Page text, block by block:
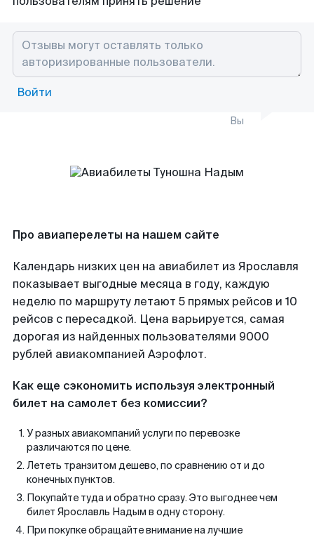
Войти
Вы
Про авиаперелеты на нашем сайте
Календарь низких цен на авиабилет из Ярославля
показывает выгодные месяца в году, каждую
неделю по маршруту летают 5 прямых рейсов и 10
рейсов с пересадкой. Цена варьируется, самая
дорогая из найденных пользователями 9000
рублей авиакомпанией Аэрофлот.
Как еще сэкономить используя электронный
билет на самолет без комиссии?
У разных авиакомпаний услуги по перевозке
различаются по цене.
Лететь транзитом дешево, по сравнению от и до
конечных пунктов.
Покупайте туда и обратно сразу. Это выгоднее чем
билет Ярославль Надым в одну сторону.
При покупке обращайте внимание на лучшие